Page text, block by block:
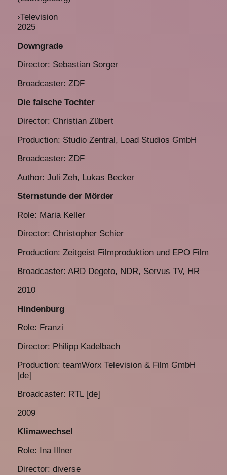
›Television
2025
Downgrade
Director: Sebastian Sorger
Broadcaster: ZDF
Die falsche Tochter
Director: Christian Zübert
Production: Studio Zentral, Load Studios GmbH
Broadcaster: ZDF
Author: Juli Zeh, Lukas Becker
Sternstunde der Mörder
Role: Maria Keller
Director: Christopher Schier
Production: Zeitgeist Filmproduktion und EPO Film
Broadcaster: ARD Degeto, NDR, Servus TV, HR
2010
Hindenburg
Role: Franzi
Director: Philipp Kadelbach
Production: teamWorx Television & Film GmbH
[de]
Broadcaster: RTL [de]
2009
Klimawechsel
Role: Ina Illner
Director: diverse